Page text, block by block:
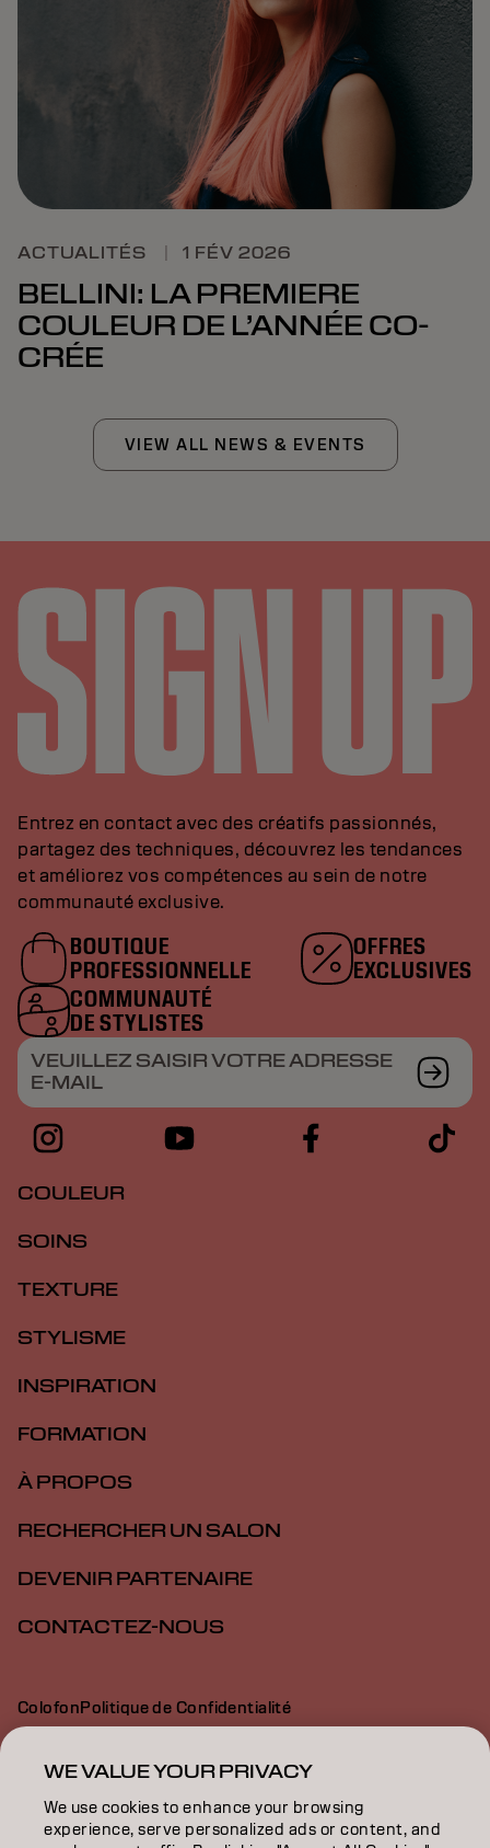
ACTUALITÉS 1 FÉV 2026
BELLINI: LA PREMIERE
COULEUR DE L’ANNÉE CO-
CRÉE
VIEW ALL NEWS & EVENTS
Entrez en contact avec des créatifs passionnés,
partagez des techniques, découvrez les tendances
et améliorez vos compétences au sein de notre
communauté exclusive.
BOUTIQUE
PROFESSIONNELLE
OFFRES
EXCLUSIVES
COMMUNAUTÉ
DE STYLISTES
VEUILLEZ SAISIR VOTRE ADRESSE
E-MAIL
COULEUR
SOINS
TEXTURE
STYLISME
INSPIRATION
FORMATION
À PROPOS
RECHERCHER UN SALON
DEVENIR PARTENAIRE
CONTACTEZ-NOUS
ColofonPolitique de Confidentialité
Politique en Matière de Cookies
Déclaration d’Accessibilité
BE | French
WE VALUE YOUR PRIVACY
We use cookies to enhance your browsing
experience, serve personalized ads or content, and